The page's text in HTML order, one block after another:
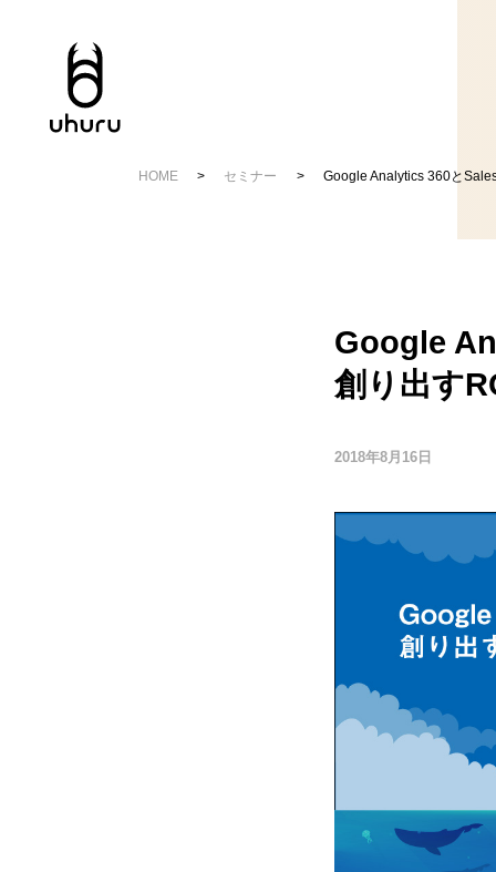
HOME セミナー Google Analytics 360と
Google
創り出す
2018年8月16日